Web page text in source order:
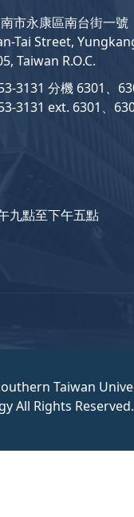
市永康區南台街一號
Tai Street,
Taiwan R.O.C.
3131 分機 6301、
3131 ext. 6301、
九點至下午五點
Taiwan
All Rights Reserved.